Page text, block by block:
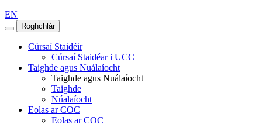
EN
Roghchlár
Cúrsaí Staidéir
Cúrsaí Staidéar i UCC
Taighde agus Nuálaíocht
Taighde agus Nuálaíocht
Taighde
Núalaíocht
Eolas ar COC
Eolas ar COC